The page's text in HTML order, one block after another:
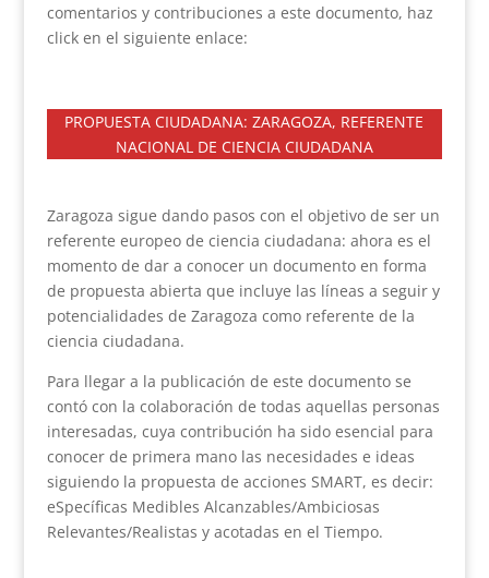
comentarios y contribuciones a este documento, haz
click en el siguiente enlace:
PROPUESTA CIUDADANA: ZARAGOZA, REFERENTE
NACIONAL DE CIENCIA CIUDADANA
Zaragoza sigue dando pasos con el objetivo de ser un
referente europeo de ciencia ciudadana: ahora es el
momento de dar a conocer un documento en forma
de propuesta abierta que incluye las líneas a seguir y
potencialidades de Zaragoza como referente de la
ciencia ciudadana.
Para llegar a la publicación de este documento se
contó con la colaboración de todas aquellas personas
interesadas, cuya contribución ha sido esencial para
conocer de primera mano las necesidades e ideas
siguiendo la propuesta de acciones SMART, es decir:
eSpecíficas Medibles Alcanzables/Ambiciosas
Relevantes/Realistas y acotadas en el Tiempo.